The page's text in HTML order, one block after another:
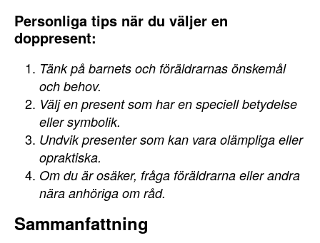
Personliga tips när du väljer en
doppresent:
Tänk på barnets och föräldrarnas önskemål
och behov.
Välj en present som har en speciell betydelse
eller symbolik.
Undvik presenter som kan vara olämpliga eller
opraktiska.
Om du är osäker, fråga föräldrarna eller andra
nära anhöriga om råd.
Sammanfattning